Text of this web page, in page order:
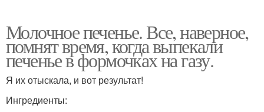
Молочное печенье. Все, наверное,
помнят время, когда выпекали
печенье в формочках на газу.
Я их отыскала, и вот результат!
Ингредиенты: